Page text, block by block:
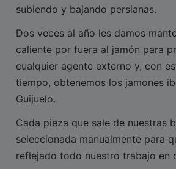
subiendo y bajando persianas.
Dos veces al año les damos
caliente por fuera al jamón para
cualquier agente externo y, con
tiempo, obtenemos los jamones
Guijuelo.
Cada pieza que sale de nuestras
seleccionada manualmente para
reflejado todo nuestro trabajo en